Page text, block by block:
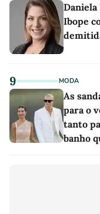
Daniela
Ibope
9 MODA
As
para o
tanto
banho